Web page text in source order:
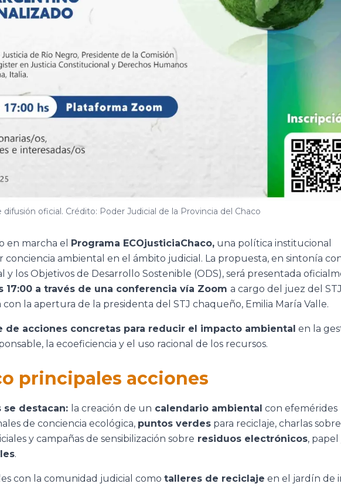
difusión oficial. Crédito: Poder Judicial de la Provincia del Chaco
en marcha el Programa ECOjusticiaChaco, una política institucional
conciencia ambiental en el ámbito judicial. La propuesta, en sintonía
y los Objetivos de Desarrollo Sostenible (ODS), será presentada
17:00 a través de una conferencia vía Zoom a cargo del juez del
la apertura de la presidenta del STJ chaqueño, Emilia María Valle.
de acciones concretas para reducir el impacto ambiental en la
la ecoeficiencia y el uso racional de los recursos.
principales acciones
se destacan: la creación de un calendario ambiental con efemérides
de conciencia ecológica, puntos verdes para reciclaje, charlas sobre
y campañas de sensibilización sobre residuos electrónicos, papel
.
con la comunidad judicial como talleres de reciclaje en el jardín de